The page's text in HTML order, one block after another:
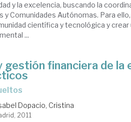
y la excelencia, buscando la
y Comunidades Autónomas. Para
científica y tecnológica y crear
...
gestión financiera de la
Dopacio, Cristina
2011